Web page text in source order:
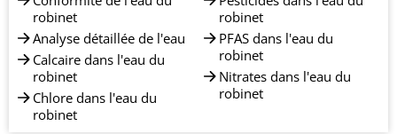
robinet
Analyse détaillée de l'eau
Calcaire dans l'eau du
robinet
Chlore dans l'eau du
robinet
robinet
PFAS dans l'eau du
robinet
Nitrates dans l'eau du
robinet